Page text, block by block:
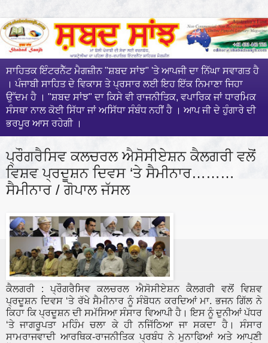
ਸਾਹਿਤਕ ਇੰਟਰਨੈੱਟ ਮੈਗਜ਼ੀਨ "ਸ਼ਬਦ ਸਾਂਝ" 'ਤੇ ਆਪਜੀ ਦਾ ਨਿੱਘਾ ਸਵਾਗਤ ਹੈ
। ਪੰਜਾਬੀ ਸਾਹਿਤ ਦੇ ਵਿਕਾਸ ਤੇ ਪ੍ਰਸਾਰ ਲਈ ਇਹ ਇੱਕ ਨਿਮਾਣਾ ਜਿਹਾ
ਉੱਦਮ ਹੈ । "ਸ਼ਬਦ ਸਾਂਝ" ਦਾ ਕਿਸੇ ਵੀ ਰਾਜਨੀਤਿਕ, ਵਪਾਰਿਕ ਜਾਂ ਧਾਰਮਿਕ
ਸੰਸਥਾ ਨਾਲ ਕੋਈ ਸਿੱਧਾ ਜਾਂ ਅਸਿੱਧਾ ਸੰਬੰਧ ਨਹੀਂ ਹੈ । ਆਪ ਜੀ ਦੇ ਹੁੰਗਾਰੇ ਦੀ
ਭਰਪੂਰ ਆਸ ਰਹੇਗੀ ।
ਪ੍ਰੌਗਰੈਸਿਵ ਕਲਚਰਲ ਐਸੋਸੀਏਸ਼ਨ ਕੈਲਗਰੀ ਵਲੋਂ
ਵਿਸ਼ਵ ਪ੍ਰਦੂਸ਼ਨ ਦਿਵਸ ‘ਤੇ ਸੈਮੀਨਾਰ………
ਸੈਮੀਨਾਰ / ਗੋਪਾਲ ਜੱਸਲ
ਕੈਲਗਰੀ : ਪ੍ਰੌਗਰੈਸਿਵ ਕਲਚਰਲ ਐਸੋਸੀਏਸ਼ਨ ਕੈਲਗਰੀ ਵਲੋਂ ਵਿਸ਼ਵ
ਪ੍ਰਦੂਸ਼ਨ ਦਿਵਸ ‘ਤੇ ਰੱਖੇ ਸੈਮੀਨਾਰ ਨੂੰ ਸੰਬੋਧਨ ਕਰਦਿਆਂ ਮਾ. ਭਜਨ ਗਿੱਲ ਨੇ
ਕਿਹਾ ਕਿ ਪ੍ਰਦੂਸ਼ਨ ਦੀ ਸਮੱਸਿਆ ਸੰਸਾਰ ਵਿਆਪੀ ਹੈ। ਇਸ ਨੂੰ ਦੁਨੀਆਂ ਪੱਧਰ
‘ਤੇ ਜਾਗਰੂਪਤਾ ਮਹਿੰਮ ਚਲਾ ਕੇ ਹੀ ਨਜਿੱਠਿਆ ਜਾ ਸਕਦਾ ਹੈ। ਸੰਸਾਰ
ਸਾਮਰਾਜਵਾਦੀ ਆਰਥਿਕ-ਰਾਜਨੀਤਿਕ ਪ੍ਰਬੰਧ ਨੇ ਮੁਨਾਫਿਆਂ ਅਤੇ ਆਪਣੀ